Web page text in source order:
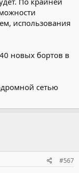
использования
новых бортов в
сетью
#567